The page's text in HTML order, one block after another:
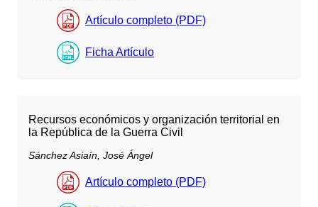
Artículo completo (PDF)
Ficha Artículo
Recursos económicos y organización territorial en
la República de la Guerra Civil
Sánchez Asiaín, José Ángel
Artículo completo (PDF)